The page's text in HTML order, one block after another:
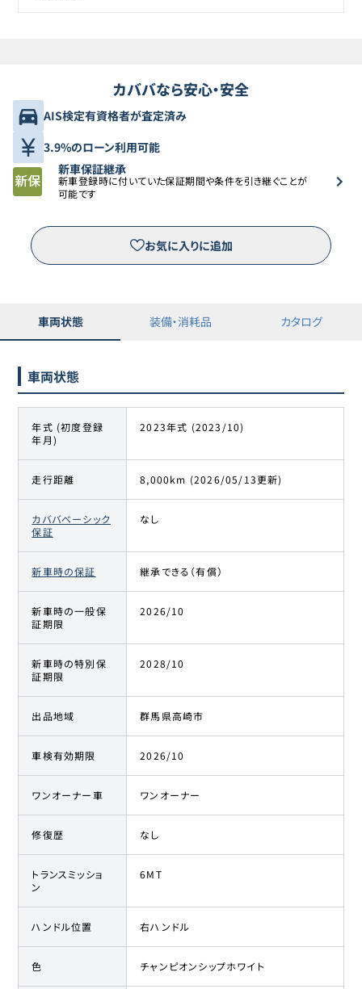
ホンダ
シビックタイプR 583.9万円
12
ホンダ
シビックタイプR
14 シビックタイプR 592.7万円 579.8万円
15 シビックタイプR 612.3万円 594万円
16 シビックタイプR
17
ホンダ
シビックタイプR 625.4万円
18 629.9万円
19
20
ホンダ
638.8万円 631.2万円
カババなら安心・安全
AIS検定有資格者が査定済み
3.9%のローン利用可能
新車保証継承
新車登録時に付いていた保証期間や条件を引き継ぐことが
可能です
お気に入りに追加
車両状態 装備・消耗品 カタログ
車両状態
年式 (初度登録
年月)
2023年式 (2023/10)
走行距離 8,000km (2026/05/13更新)
カババベーシック
保証
なし
新車時の保証 継承できる（有償）
新車時の一般保
証期限
2026/10
新車時の特別保
証期限
2028/10
出品地域 群馬県高崎市
車検有効期限 2026/10
ワンオーナー車 ワンオーナー
修復歴 なし
トランスミッショ
ン
6MT
ハンドル位置 右ハンドル
色 チャンピオンシップホワイト